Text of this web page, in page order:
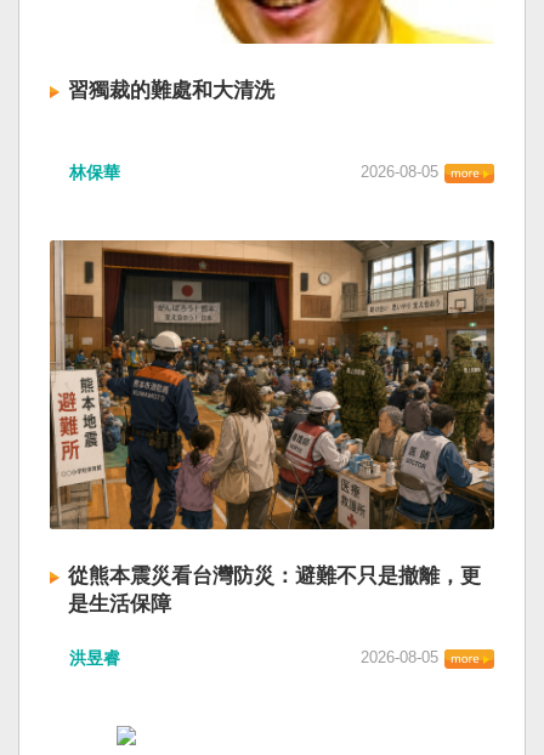
習獨裁的難處和大清洗
林保華 2026-08-05
從熊本震災看台灣防災：避難不只是撤離，更
是生活保障
洪昱睿 2026-08-05